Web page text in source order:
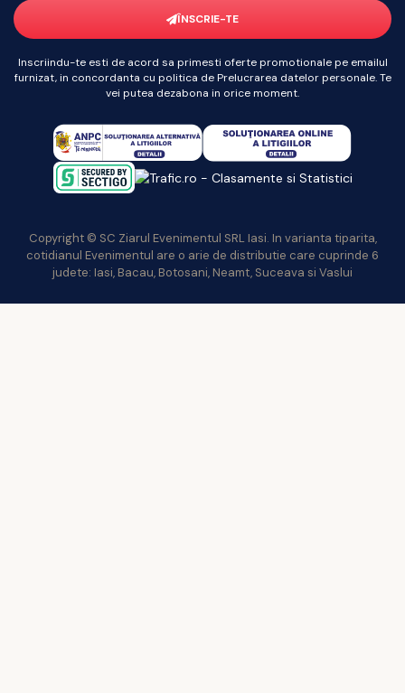
ÎNSCRIE-TE
Inscriindu-te esti de acord sa primesti oferte promotionale pe emailul
furnizat, in concordanta cu politica de Prelucrarea datelor personale. Te
vei putea dezabona in orice moment.
Copyright © SC Ziarul Evenimentul SRL Iasi. In varianta tiparita,
cotidianul Evenimentul are o arie de distributie care cuprinde 6
judete: Iasi, Bacau, Botosani, Neamt, Suceava si Vaslui